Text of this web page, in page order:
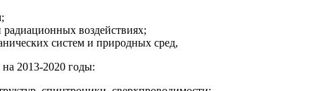
воздействиях;
систем и природных сред,
2013-2020 годы: